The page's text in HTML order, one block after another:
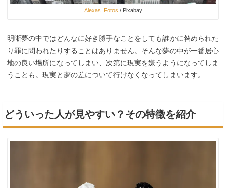
Alexas_Fotos / Pixabay
明晰夢の中ではどんなに好き勝手なことをしても誰かに咎められた
り罪に問われたりすることはありません。そんな夢の中が一番居心
地の良い場所になってしまい、次第に現実を嫌うようになってしま
うことも。現実と夢の差について行けなくなってしまいます。
どういった人が見やすい？その特徴を紹介